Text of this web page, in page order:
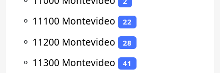
⚬ 11100 Montevideo 22
⚬ 11200 Montevideo 28
⚬ 11300 Montevideo 41